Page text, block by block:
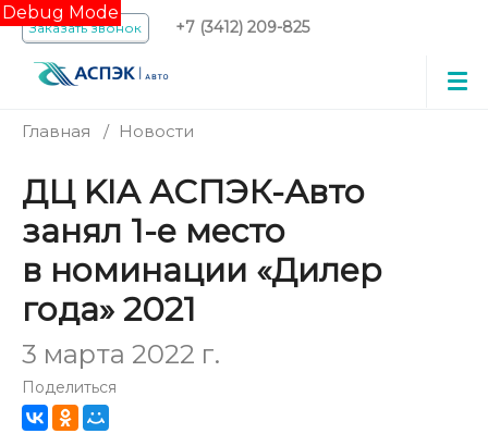
Debug Mode
Заказать звонок +7 (3412) 209-825
Главная / Новости
ДЦ KIA АСПЭК-Авто
занял 1-е место
в номинации «Дилер
года» 2021
3 марта 2022 г.
Поделиться